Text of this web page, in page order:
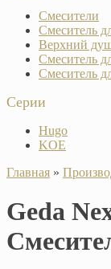
Смесители
Смеситель
Верхний
Смеситель
Смеситель
Серии
Hugo
KOE
Главная »
Geda